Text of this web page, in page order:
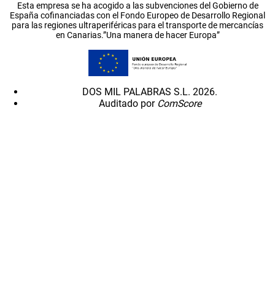
Esta empresa se ha acogido a las subvenciones del Gobierno de
España cofinanciadas con el Fondo Europeo de Desarrollo Regional
para las regiones ultraperiféricas para el transporte de mercancías
en Canarias.”Una manera de hacer Europa”
DOS MIL PALABRAS S.L. 2026.
Auditado por ComScore